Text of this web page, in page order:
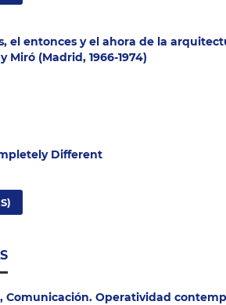
el entonces y el ahora de la
Miró (Madrid, 1966-1974)
Different
Comunicación. Operatividad